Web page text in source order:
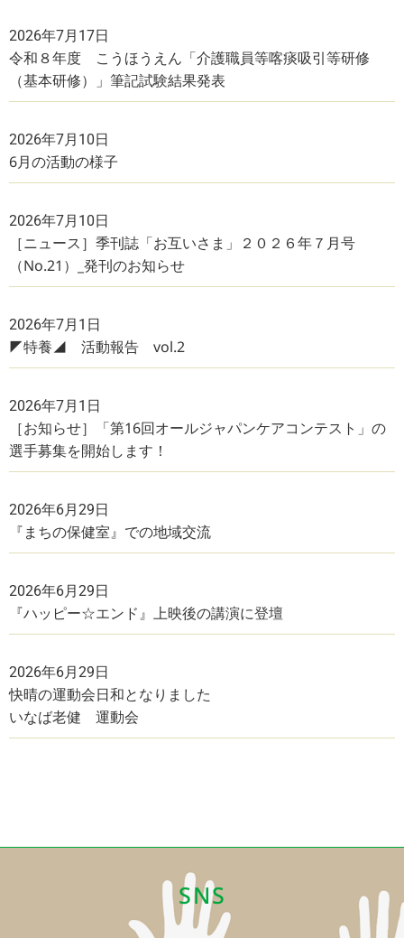
2026年7月17日
令和８年度 こうほうえん「介護職員等喀痰吸引等研修
（基本研修）」筆記試験結果発表
2026年7月10日
6月の活動の様子
2026年7月10日
［ニュース］季刊誌「お互いさま」２０２６年７月号
（No.21）_発刊のお知らせ
2026年7月1日
◤特養◢ 活動報告 vol.2
2026年7月1日
［お知らせ］「第16回オールジャパンケアコンテスト」の
選手募集を開始します！
2026年6月29日
『まちの保健室』での地域交流
2026年6月29日
『ハッピー☆エンド』上映後の講演に登壇
2026年6月29日
快晴の運動会日和となりました
いなば老健 運動会
SNS